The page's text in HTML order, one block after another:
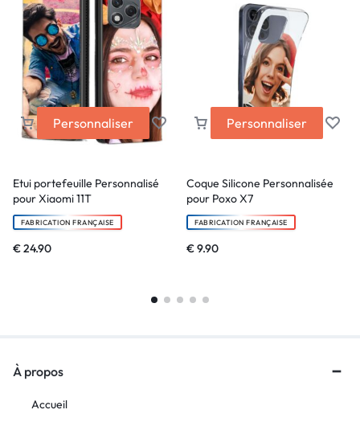
Personnaliser
Etui portefeuille Personnalisé
pour Xiaomi 11T
FABRICATION FRANÇAISE
€24.90
Personnaliser
Coque Silicone Personnalisée
pour Poxo X7
FABRICATION FRANÇAISE
€9.90
À propos
Accueil